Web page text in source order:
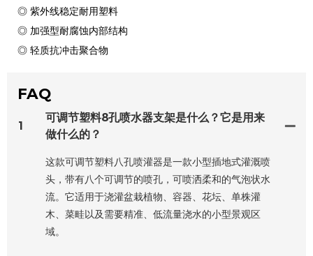
◎ 紫外线稳定耐用塑料
◎ 加强型耐腐蚀内部结构
◎ 轻质抗冲击聚合物
FAQ
1
可调节塑料8孔喷水器支架是什么？它是用来
做什么的？
这款可调节塑料八孔喷灌器是一款小型插地式灌溉喷
头，带有八个可调节的喷孔，可喷洒柔和的气泡状水
流。它适用于浇灌盆栽植物、容器、花坛、单株灌
木、菜畦以及需要精准、低流量浇水的小型景观区
域。